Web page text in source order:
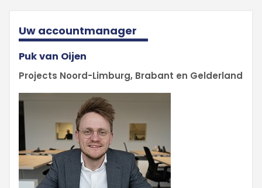
Uw accountmanager
Puk van Oijen
Projects Noord-Limburg, Brabant en Gelderland